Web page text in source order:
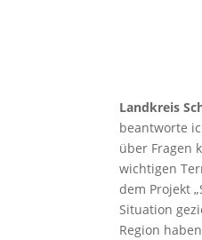
Landkreis
beantworte
über Fragen
wichtigen
dem Projekt
Situation
Region